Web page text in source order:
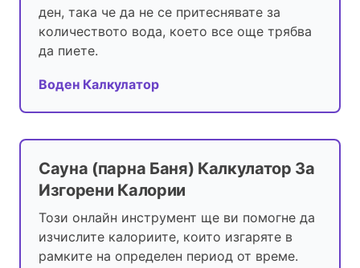
ден, така че да не се притеснявате за
количеството вода, което все още трябва
да пиете.
Воден Калкулатор
Сауна (парна Баня) Калкулатор За
Изгорени Калории
Този онлайн инструмент ще ви помогне да
изчислите калориите, които изгаряте в
рамките на определен период от време.